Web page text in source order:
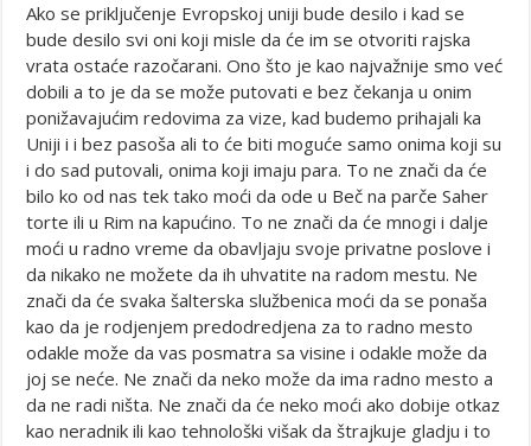
Ako se priključenje Evropskoj uniji bude desilo i kad se
bude desilo svi oni koji misle da će im se otvoriti rajska
vrata ostaće razočarani. Ono što je kao najvažnije smo već
dobili a to je da se može putovati e bez čekanja u onim
ponižavajućim redovima za vize, kad budemo prihajali ka
Uniji i i bez pasoša ali to će biti moguće samo onima koji su
i do sad putovali, onima koji imaju para. To ne znači da će
bilo ko od nas tek tako moći da ode u Beč na parče Saher
torte ili u Rim na kapućino. To ne znači da će mnogi i dalje
moći u radno vreme da obavljaju svoje privatne poslove i
da nikako ne možete da ih uhvatite na radom mestu. Ne
znači da će svaka šalterska službenica moći da se ponaša
kao da je rodjenjem predodredjena za to radno mesto
odakle može da vas posmatra sa visine i odakle može da
joj se neće. Ne znači da neko može da ima radno mesto a
da ne radi ništa. Ne znači da će neko moći ako dobije otkaz
kao neradnik ili kao tehnološki višak da štrajkuje gladju i to